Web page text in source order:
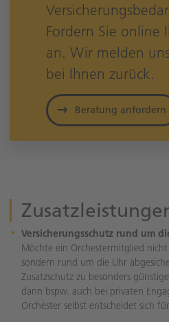
Fordern Sie online
an. Wir melden
bei Ihnen zurück.
Beratung anfordern
Versicherungsschutz rund um
Möchte ein Orchestermitglied
sondern rund um die Uhr
Zusatzschutz zu besonders
dann bspw. auch bei privaten
Orchester selbst entscheidet sich